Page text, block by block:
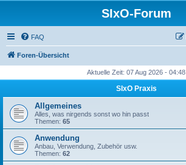
SIxO-Forum
FAQ
Foren-Übersicht
Aktuelle Zeit: 07 Aug 2026 - 04:48
SIxO Praxis
Allgemeines
Alles, was nirgends sonst wo hin passt
Themen: 65
Anwendung
Anbau, Verwendung, Zubehör usw.
Themen: 62